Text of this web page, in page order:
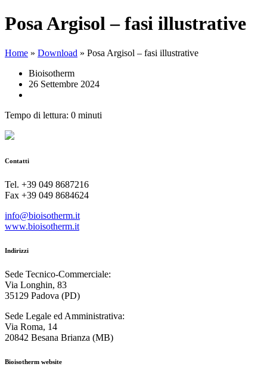
Posa Argisol – fasi illustrative
Home » Download » Posa Argisol – fasi illustrative
Bioisotherm
26 Settembre 2024
Tempo di lettura: 0 minuti
Contatti
Tel. +39 049 8687216
Fax +39 049 8684624
info@bioisotherm.it
www.bioisotherm.it
Indirizzi
Sede Tecnico-Commerciale:
Via Longhin, 83
35129 Padova (PD)
Sede Legale ed Amministrativa:
Via Roma, 14
20842 Besana Brianza (MB)
Bioisotherm website